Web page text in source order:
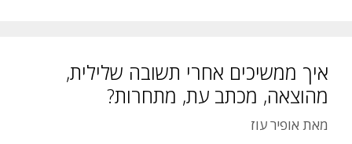
איך ממשיכים אחרי תשובה שלילית,
מהוצאה, מכתב עת, מתחרות?
מאת אופיר עוז